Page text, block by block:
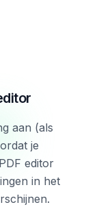
aan (als
je
editor
in het